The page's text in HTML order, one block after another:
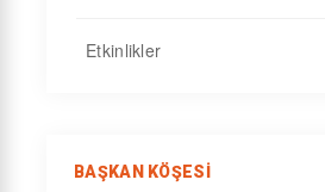
Etkinlikler
BAŞKAN KÖŞESI